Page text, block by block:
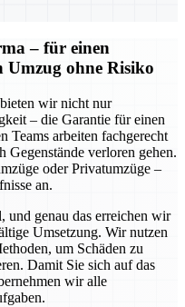
– für einen
Umzug ohne Risiko
wir nicht nur
– die Garantie für einen
Teams arbeiten fachgerecht
Gegenstände verloren gehen.
oder Privatumzüge –
an.
genau das erreichen wir
Umsetzung. Wir nutzen
um Schäden zu
Damit Sie sich auf das
wir alle